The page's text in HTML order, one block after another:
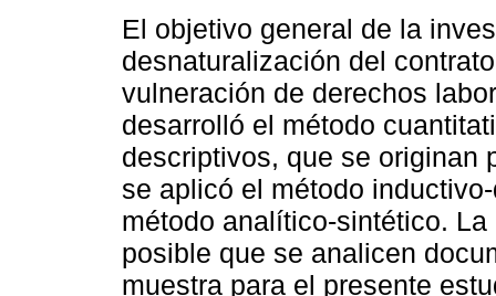
El objetivo general de la
desnaturalización del
vulneración de derechos
desarrolló el método
descriptivos, que se originan
se aplicó el método
método analítico-sintético.
posible que se analicen
muestra para el presente